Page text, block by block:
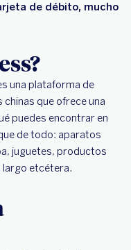
de débito, mucho
una plataforma de
que ofrece una
puedes encontrar en
de todo: aparatos
juguetes, productos
largo etcétera.